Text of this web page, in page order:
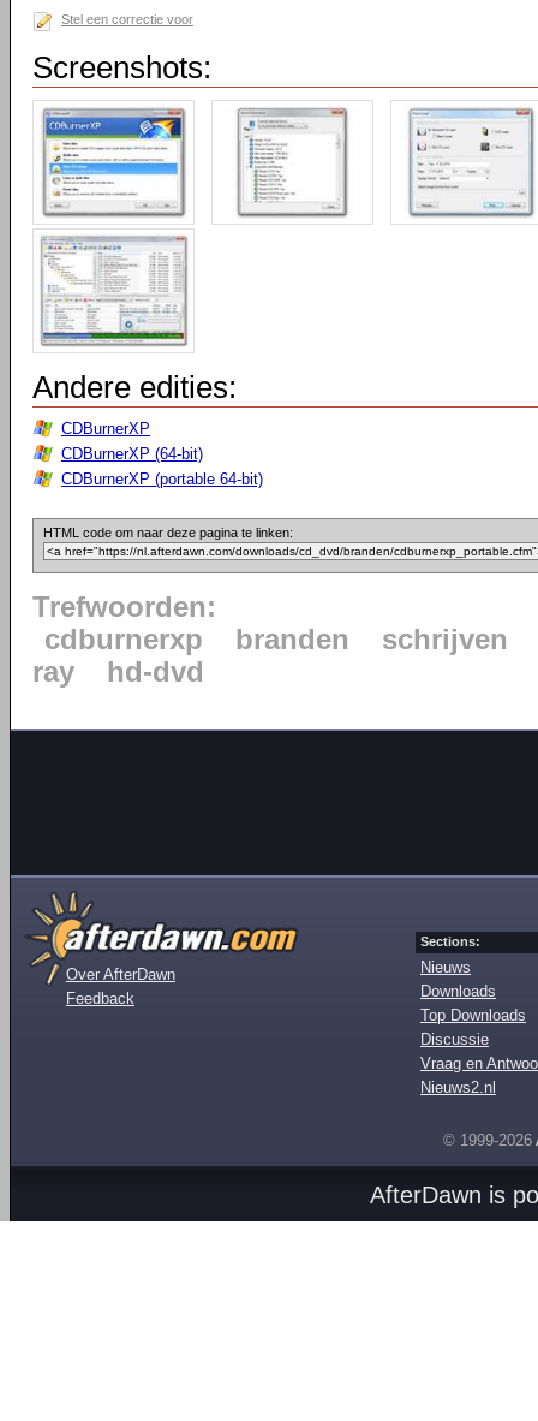
Stel een correctie voor
Screenshots:
Andere edities:
CDBurnerXP
CDBurnerXP (64-bit)
CDBurnerXP (portable 64-bit)
HTML code om naar deze pagina te linken:
Trefwoorden:
cdburnerxp
branden
schrijven
ray
hd-dvd
Over AfterDawn
Feedback
Sections:
Nieuws
Downloads
Top Downloads
Discussie
Vraag en
Nieuws2.nl
© 1999-2026
AfterDawn is